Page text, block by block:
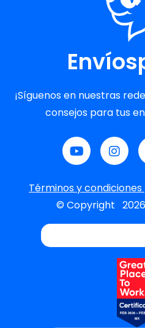
¡Síguenos en nuestras
consejos para tus
Términos y condiciones
© Copyright 2026